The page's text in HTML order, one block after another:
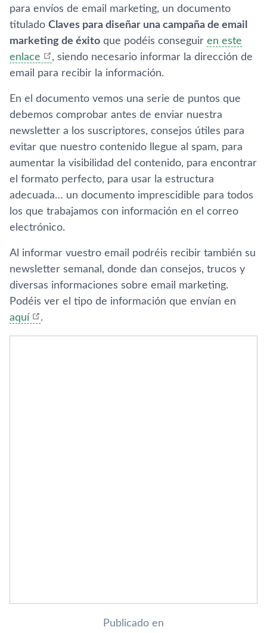
para enví­os de email marketing, un documento
titulado Claves para diseñar una campaña de email
marketing de éxito que podéis conseguir en este
enlace
, siendo necesario informar la dirección de
email para recibir la información.
En el documento vemos una serie de puntos que
debemos comprobar antes de enviar nuestra
newsletter a los suscriptores, consejos útiles para
evitar que nuestro contenido llegue al spam, para
aumentar la visibilidad del contenido, para encontrar
el formato perfecto, para usar la estructura
adecuada… un documento imprescidible para todos
los que trabajamos con información en el correo
electrónico.
Al informar vuestro email podréis recibir también su
newsletter semanal, donde dan consejos, trucos y
diversas informaciones sobre email marketing.
Podéis ver el tipo de información que enví­an en
aquí­
.
Publicado en